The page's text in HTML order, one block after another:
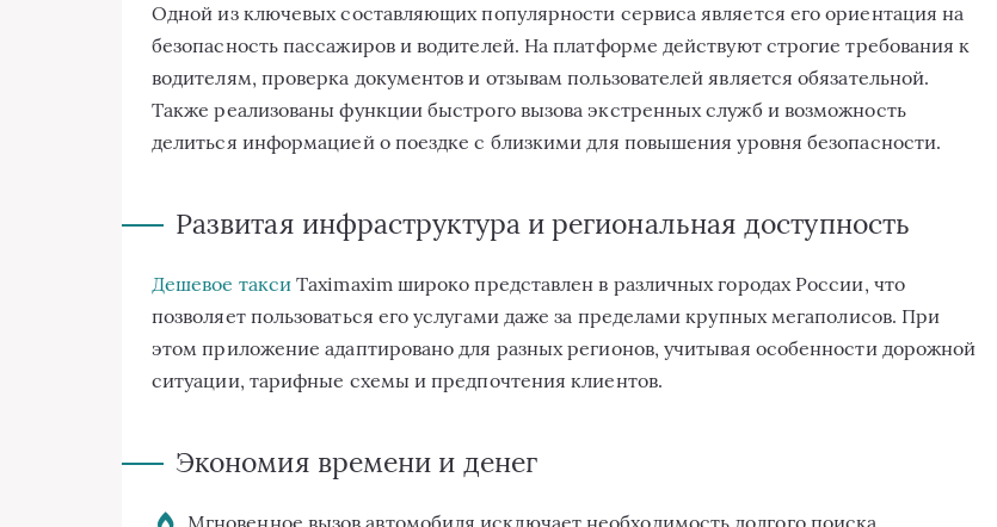
Одной из ключевых составляющих популярности сервиса является его ориентация на
безопасность пассажиров и водителей. На платформе действуют строгие требования к
водителям, проверка документов и отзывам пользователей является обязательной.
Также реализованы функции быстрого вызова экстренных служб и возможность
делиться информацией о поездке с близкими для повышения уровня безопасности.
Развитая инфраструктура и региональная доступность
Дешевое такси Taximaxim широко представлен в различных городах России, что
позволяет пользоваться его услугами даже за пределами крупных мегаполисов. При
этом приложение адаптировано для разных регионов, учитывая особенности дорожной
ситуации, тарифные схемы и предпочтения клиентов.
Экономия времени и денег
Мгновенное вызов автомобиля исключает необходимость долгого поиска